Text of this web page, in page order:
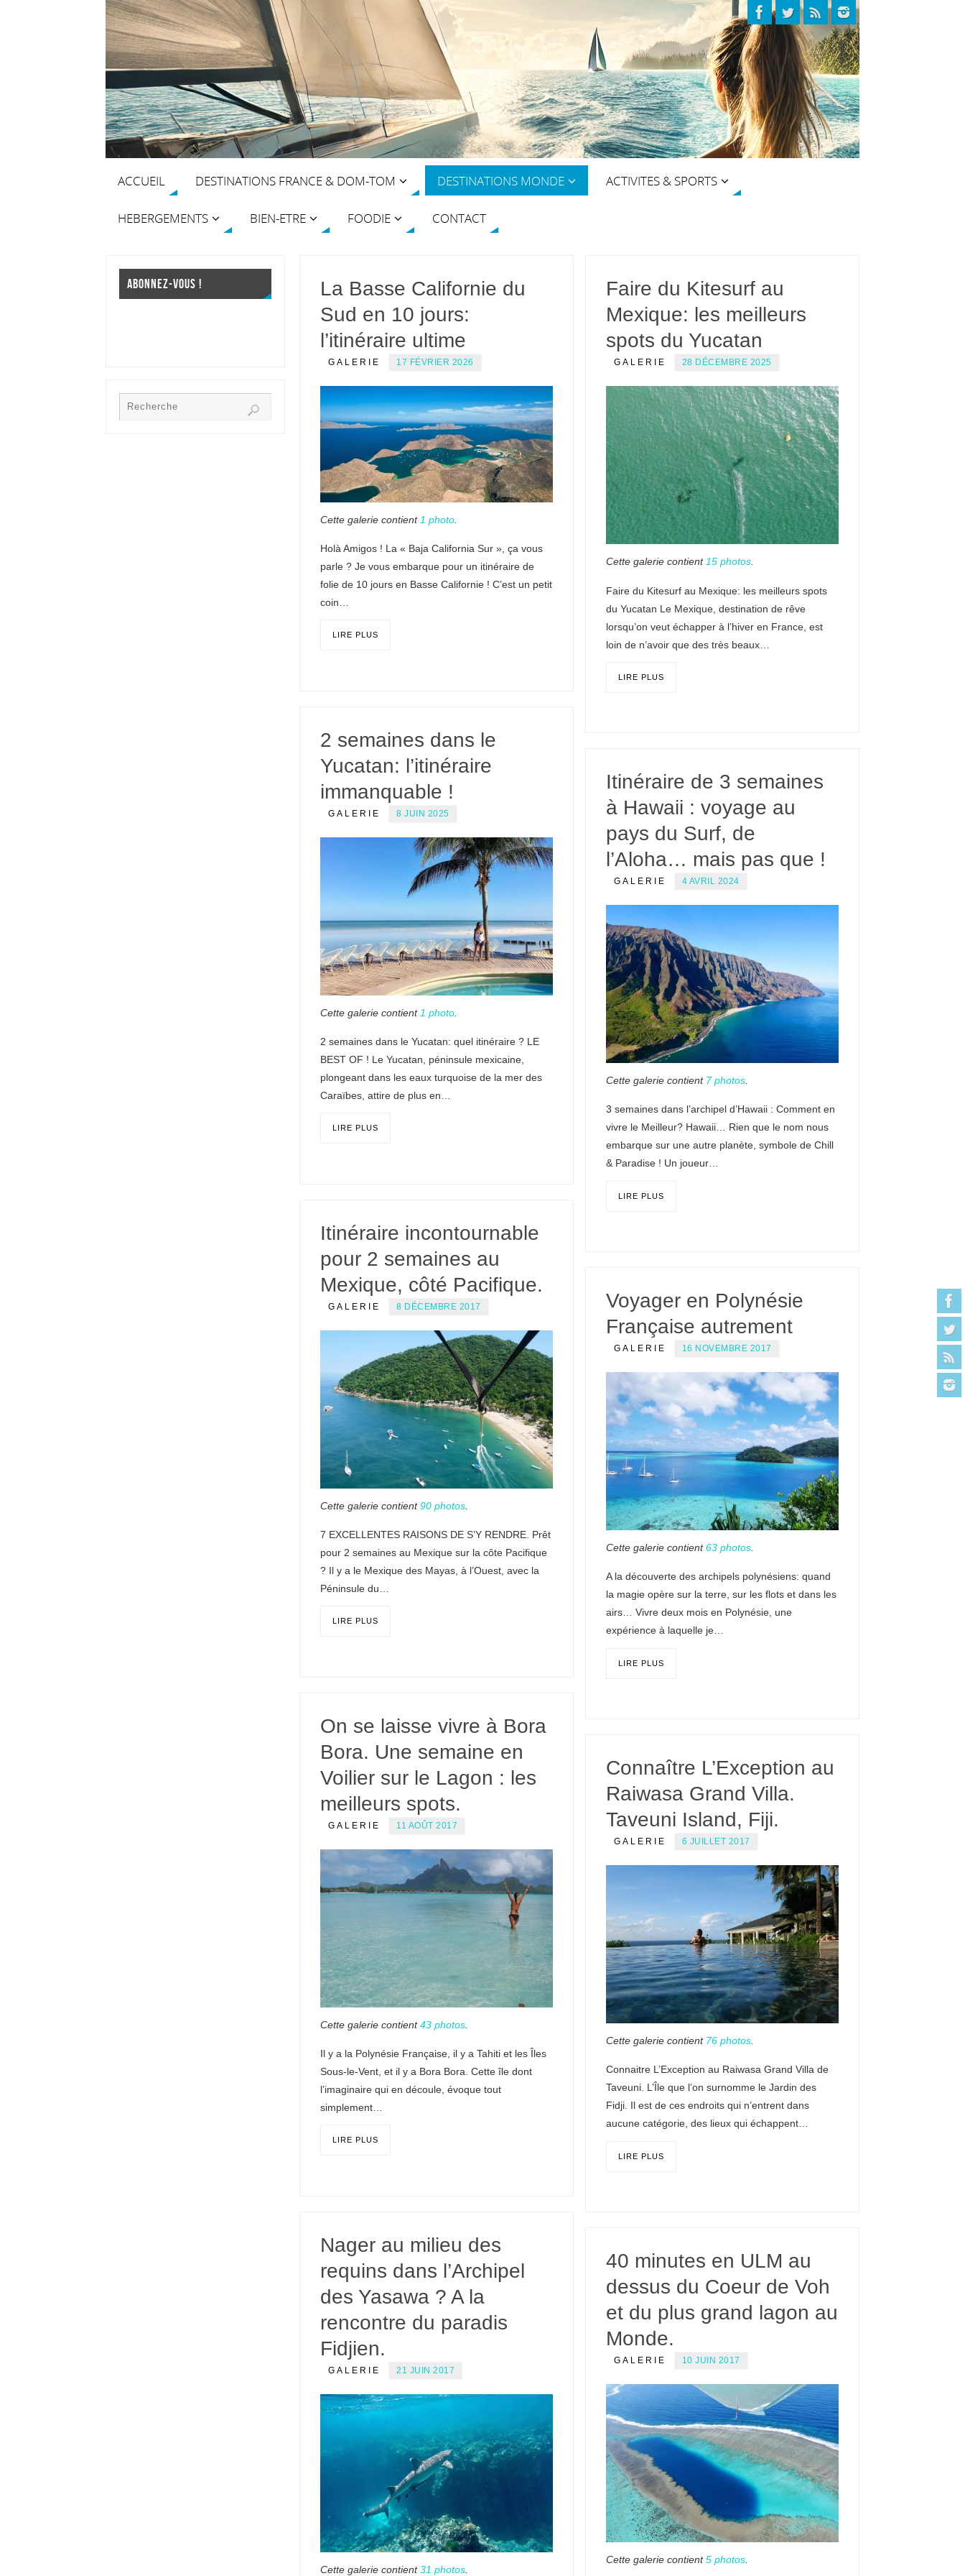
ACCUEIL DESTINATIONS FRANCE & DOM-TOM DESTINATIONS MONDE ACTIVITES & SPORTS
HEBERGEMENTS BIEN-ETRE FOODIE CONTACT
La Basse Californie du
Sud en 10 jours:
l’itinéraire ultime
GALERIE 17 FÉVRIER 2026
Cette galerie contient 1 photo
Holà Amigos ! La « Baja California Sur », ça vous
parle ? Je vous embarque pour un itinéraire de
folie de 10 jours en Basse Californie ! C’est un petit
coin…
LIRE PLUS
Faire du Kitesurf au
Mexique: les meilleurs
spots du Yucatan
GALERIE 28 DÉCEMBRE 2025
Cette galerie contient 15 photos.
Faire du Kitesurf au Mexique: les meilleurs spots
du Yucatan Le Mexique, destination de rêve
lorsqu’on veut échapper à l’hiver en France, est
loin de n’avoir que des très beaux…
LIRE PLUS
2 semaines dans le
Yucatan: l’itinéraire
immanquable !
GALERIE 8 JUIN 2025
Cette galerie contient 1 photo
2 semaines dans le Yucatan: quel itinéraire ? LE
BEST OF ! Le Yucatan, péninsule mexicaine,
plongeant dans les eaux turquoise de la mer des
Caraïbes, attire de plus en…
LIRE PLUS
Itinéraire de 3 semaines
à Hawaii : voyage au
pays du Surf, de
l’Aloha… mais pas que !
GALERIE 4 AVRIL 2024
Cette galerie contient 7 photos.
3 semaines dans l’archipel d’Hawaii : Comment en
vivre le Meilleur? Hawaii… Rien que le nom nous
embarque sur une autre planète, symbole de Chill
& Paradise ! Un joueur…
LIRE PLUS
Itinéraire incontournable
pour 2 semaines au
Mexique, côté Pacifique.
GALERIE 8 DÉCEMBRE 2017
Cette galerie contient90 photos
7 EXCELLENTES RAISONS DE S’Y RENDRE. Prêt
pour 2 semaines au Mexique sur la côte Pacifique
? Il y a le Mexique des Mayas, à l’Ouest, avec la
Péninsule du…
LIRE PLUS
Voyager en Polynésie
Française autrement
GALERIE 16 NOVEMBRE 2017
Cette galerie contient63 photos.
A la découverte des archipels polynésiens: quand
la magie opère sur la terre, sur les flots et dans les
airs… Vivre deux mois en Polynésie, une
expérience à laquelle je…
LIRE PLUS
On se laisse vivre à Bora
Bora. Une semaine en
Voilier sur le Lagon : les
meilleurs spots.
GALERIE 11 AOÛT 2017
Cette galerie contient43 photos
Il y a la Polynésie Française, il y a Tahiti et les Îles
Sous-le-Vent, et il y a Bora Bora. Cette île dont
l’imaginaire qui en découle, évoque tout
simplement…
LIRE PLUS
Connaître L’Exception au
Raiwasa Grand Villa.
Taveuni Island, Fiji.
GALERIE 6 JUILLET 2017
Cette galerie contient 76 photos.
Connaitre L’Exception au Raiwasa Grand Villa de
Taveuni. L’Île que l’on surnomme le Jardin des
Fidji. Il est de ces endroits qui n’entrent dans
aucune catégorie, des lieux qui échappent…
LIRE PLUS
Nager au milieu des
requins dans l’Archipel
des Yasawa ? A la
rencontre du paradis
Fidjien.
GALERIE 21 JUIN 2017
Cette galerie contient31 photos
40 minutes en ULM au
dessus du Coeur de Voh
et du plus grand lagon au
Monde.
GALERIE 10 JUIN 2017
Cette galerie contient5 photos.
ABONNEZ-VOUS !